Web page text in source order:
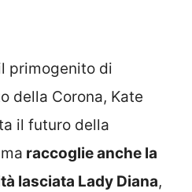
primogenito di
della Corona, Kate
il futuro della
raccoglie anche la
lasciata Lady Diana,